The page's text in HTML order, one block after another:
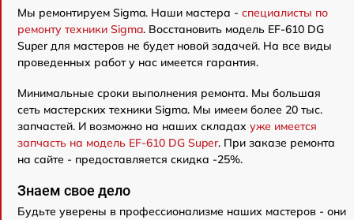
Мы ремонтируем Sigma. Наши мастера - специалисты по
ремонту техники Sigma. Восстановить модель EF-610 DG
Super для мастеров не будет новой задачей. На все виды
проведенных работ у нас имеется гарантия.
Минимальные сроки выполнения ремонта. Мы большая
сеть мастерских техники Sigma. Мы имеем более 20 тыс.
запчастей. И возможно на наших складах уже имеется
запчасть на модель EF-610 DG Super. При заказе ремонта
на сайте - предоставляется скидка -25%.
Знаем свое дело
Будьте уверены в профессионализме наших мастеров - они